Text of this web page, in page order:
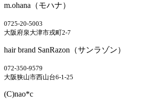
m.ohana（モハナ）
0725-20-5003
大阪府泉大津市戎町2-7
hair brand SanRazon（サンラゾン）
072-350-9579
大阪狭山市西山台6-1-25
(C)nao*c